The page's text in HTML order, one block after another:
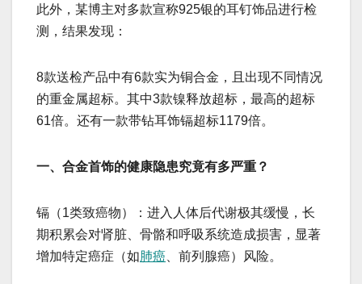
此外，某博主对多款宣称925银的耳钉饰品进行检
测，结果发现：
8款送检产品中有6款实为铜合金，且出现不同情况
的重金属超标。其中3款镍释放超标，最高的超标
61倍。还有一款带钻耳饰镉超标1179倍。
一、合金首饰的健康隐患究竟有多严重？
镉（1类致癌物）：进入人体后代谢极其缓慢，长
期积累会对肾脏、骨骼和呼吸系统造成损害，显著
增加特定癌症（如肺癌 、前列腺癌）风险。